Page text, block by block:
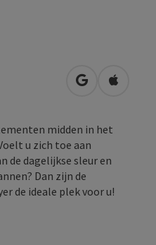
Openen in
midden in het
u zich toe aan
de dagelijkse sleur en
Dan zijn de
de ideale plek voor u!